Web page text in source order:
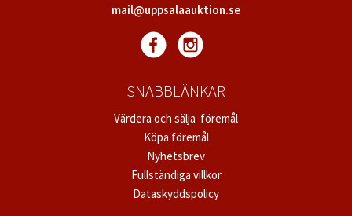
mail@uppsalaauktion.se
SNABBLÄNKAR
Värdera och sälja föremål
Köpa föremål
Nyhetsbrev
Fullständiga villkor
Dataskyddspolicy